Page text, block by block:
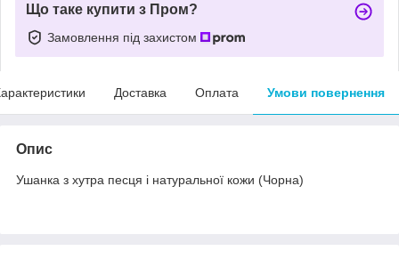
Що таке купити з Пром?
Замовлення під захистом
Доставка Оплата Умови повернення
Опис
Ушанка з хутра песця і натуральної кожи (Чорна)